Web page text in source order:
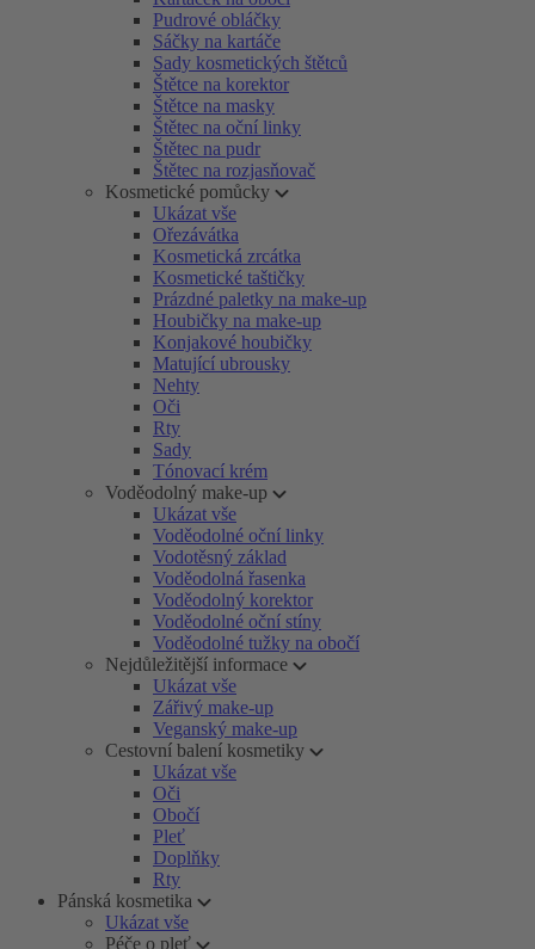
Pudrové obláčky
Sáčky na kartáče
Sady kosmetických štětců
Štětce na korektor
Štětce na masky
Štětec na oční linky
Štětec na pudr
Štětec na rozjasňovač
Kosmetické pomůcky
Ukázat vše
Ořezávátka
Kosmetická zrcátka
Kosmetické taštičky
Prázdné paletky na make-up
Houbičky na make-up
Konjakové houbičky
Matující ubrousky
Nehty
Oči
Rty
Sady
Tónovací krém
Voděodolný make-up
Ukázat vše
Voděodolné oční linky
Vodotěsný základ
Voděodolná řasenka
Voděodolný korektor
Voděodolné oční stíny
Voděodolné tužky na obočí
Nejdůležitější informace
Ukázat vše
Zářivý make-up
Veganský make-up
Cestovní balení kosmetiky
Ukázat vše
Oči
Obočí
Pleť
Doplňky
Rty
Pánská kosmetika
Ukázat vše
Péče o pleť